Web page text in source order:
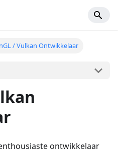
/ Vulkan Ontwikkelaar
ontwikkelaar